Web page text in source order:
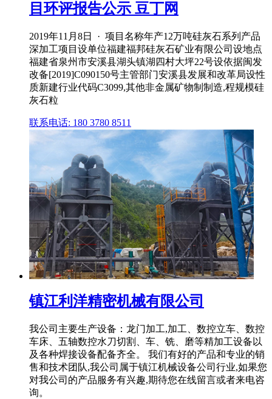
目环评报告公示 豆丁网
2019年11月8日 · 项目名称年产12万吨硅灰石系列产品
深加工项目设单位福建福邦硅灰石矿业有限公司设地点
福建省泉州市安溪县湖头镇湖四村大坪22号设依据闽发
改备[2019]C090150号主管部门安溪县发展和改革局设性
质新建行业代码C3099,其他非金属矿物制制造,程规模硅
灰石粒
联系电话: 180 3780 8511
镇江利洋精密机械有限公司
我公司主要生产设备：龙门加工,加工、数控立车、数控
车床、五轴数控水刀切割、车、铣、磨等精加工设备以
及各种焊接设备配备齐全。 我们有好的产品和专业的销
售和技术团队,我公司属于镇江机械设备公司行业,如果您
对我公司的产品服务有兴趣,期待您在线留言或者来电咨
询。